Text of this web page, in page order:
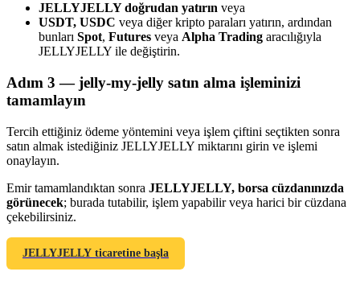
Yönlendirme
Arkadaşını davet et, nakit ödüller kazan
JELLYJELLY doğrudan yatırın veya
USDT, USDC veya diğer kripto paraları yatırın, ardından
bunları Spot, Futures veya Alpha Trading aracılığıyla
JELLYJELLY ile değiştirin.
Adım 3 —jelly-my-jelly satın alma işleminizi
tamamlayın
Tercih ettiğiniz ödeme yöntemini veya işlem çiftini seçtikten sonra
satın almak istediğiniz JELLYJELLY miktarını girin ve işlemi
onaylayın.
Emir tamamlandıktan sonra JELLYJELLY, borsa cüzdanınızda
görünecek; burada tutabilir, işlem yapabilir veya harici bir cüzdana
çekebilirsiniz.
JELLYJELLY ticaretine başla